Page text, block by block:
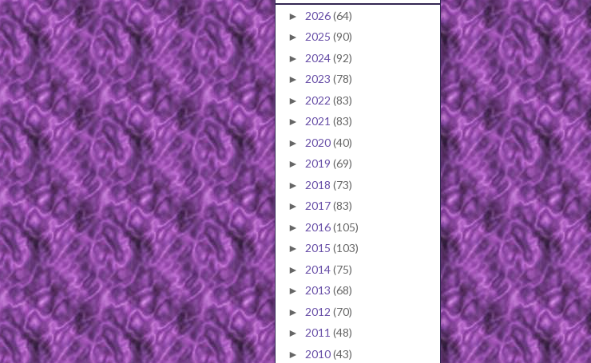
► 2026(64)
► 2025 (90)
► 2024(92)
► 2023 (78)
► 2022 (83)
► 2021 (83)
► 2020(40)
► 2019 (69)
► 2018 (73)
► 2017(83)
► 2016(105)
► 2015 (103)
► 2014(75)
► 2013 (68)
► 2012 (70)
► 2011 (48)
► 2010(43)